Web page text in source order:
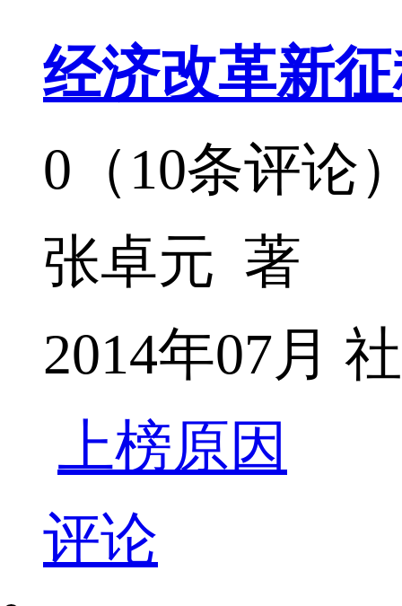
经济改革新
0（10条评论
张卓元 著
2014年07月
上榜原因
评论